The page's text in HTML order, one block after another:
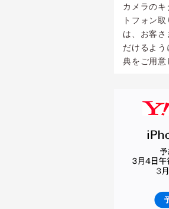
カメラの
トフォン
は、お客さ
だけるよ
典をご用意